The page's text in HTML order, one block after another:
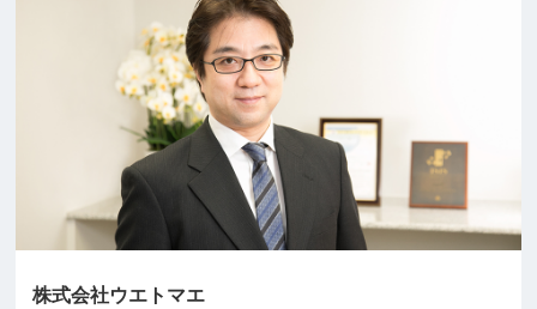
株式会社ウエトマエ